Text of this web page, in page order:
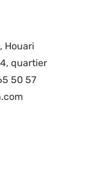
Houari
quartier
50 57